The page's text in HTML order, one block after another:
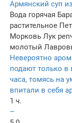
Армянский суп
Вода горячая
растительное
Морковь Лук
молотый
Невероятно
подают только в
часа, томясь на
впитали в себя
1 ч.
–